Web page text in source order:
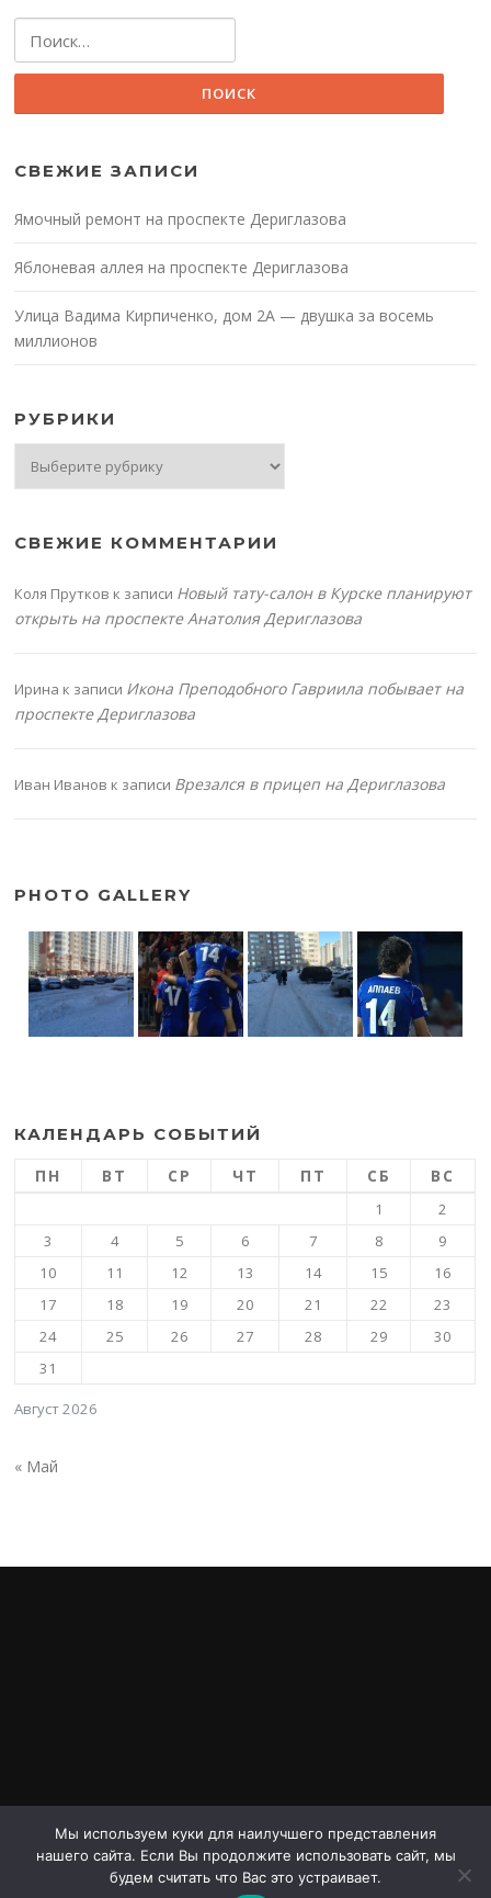
СВЕЖИЕ ЗАПИСИ
Ямочный ремонт на проспекте Дериглазова
Яблоневая аллея на проспекте Дериглазова
Улица Вадима Кирпиченко, дом 2А — двушка за восемь
миллионов
РУБРИКИ
СВЕЖИЕ КОММЕНТАРИИ
Коля Прутков к записи Новый тату-салон в Курске планируют
открыть на проспекте Анатолия Дериглазова
Ирина к записи Икона Преподобного Гавриила побывает на
проспекте Дериглазова
Иван Иванов к записи Врезался в прицеп на Дериглазова
PHOTO GALLERY
КАЛЕНДАРЬ СОБЫТИЙ
Август 2026
ПН ВТ СР ЧТ ПТ СБ ВС
1
2
3
4 5 6 7 8
9
10
11 12 13 14 15
16
17
18 19 20 21 22
23
24
25 26 27 28 29
30
31
« Май
Авторское право © 2026 Проспект Дериглазова. Все права
защищены.
Мы используем куки для наилучшего представления
нашего сайта. Если Вы продолжите использовать сайт, мы
будем считать что Вас это устраивает.